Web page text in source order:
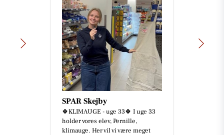
SPAR Skejby
🍀KLIMAUGE - uge 33🍀 I uge 33
holder vores elev, Pernille,
klimauge. Her vil vi være meget